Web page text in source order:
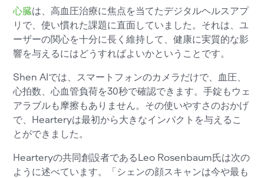
心臓は、高血圧治療に焦点を当てたデジタルヘルスアプ
リで、使い慣れた課題に直面していました。それは、ユ
ーザーの関心を十分に長く維持して、健康に実質的な影
響を与えるにはどうすればよいかということです。
Shen AIでは、スマートフォンのカメラだけで、血圧、
心拍数、心血管負荷を30秒で確認できます。手錠もウェ
アラブルも摩擦もありません。その使いやすさのおかげ
で、Hearteryは最初から大きなインパクトを与えるこ
とができました。
Hearteryの共同創設者であるLeo Rosenbaum氏は次の
ように述べています。「シェンの顔スキャンは今や最も